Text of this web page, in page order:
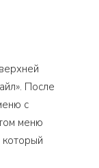
После
с
меню